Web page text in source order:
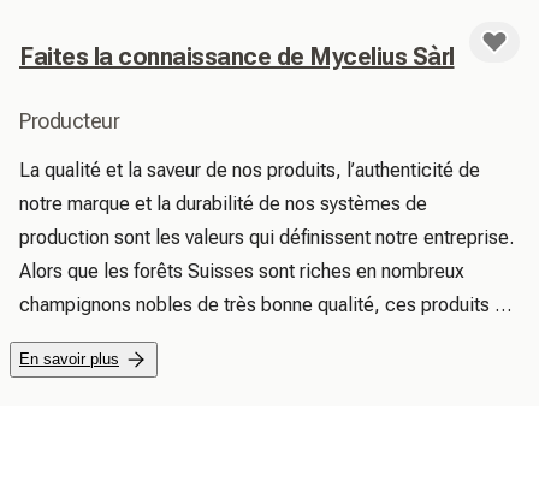
Faites la connaissance de Mycelius Sàrl
Producteur
La qualité et la saveur de nos produits, l’authenticité de
notre marque et la durabilité de nos systèmes de
production sont les valeurs qui définissent notre entreprise.
Alors que les forêts Suisses sont riches en nombreux
champignons nobles de très bonne qualité, ces produits se
retrouvent rarement dans le commerce de détail.
Notre mission est de ramener cette richesse dans votre
En savoir plus